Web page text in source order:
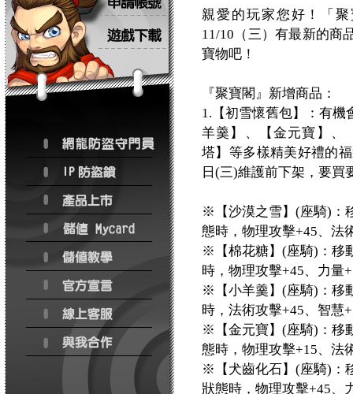
親愛的玩家您好！「
11/10（三）有最新的商
寶物吧！
『聚寶閣』新增商品：
1.【初雪懷舊包】：有
羊羹】、【金元寶】、
塔】等多樣精美好禮的
日(三)維護前下架，要買
※【沙漠之雪】(座騎)：
態時，物理攻擊+45、法
※【棉花糖】(座騎)：移
時，物理攻擊+45、力量
※【小羊羹】(座騎)：移
時，法術攻擊+45、智慧
※【金元寶】(座騎)：移
態時，物理攻擊+15、法
※【犬齒化石】(座騎)：
狀態時，物理攻擊+45、